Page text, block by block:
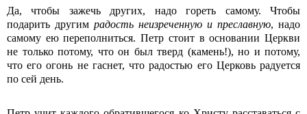
Да, чтобы зажечь других, надо гореть самому. Чтобы
подарить другим радость неизреченную и преславную, надо
самому ею переполниться. Петр стоит в основании Церкви
не только потому, что он был тверд (камень!), но и потому,
что его огонь не гаснет, что радостью его Церковь радуется
по сей день.